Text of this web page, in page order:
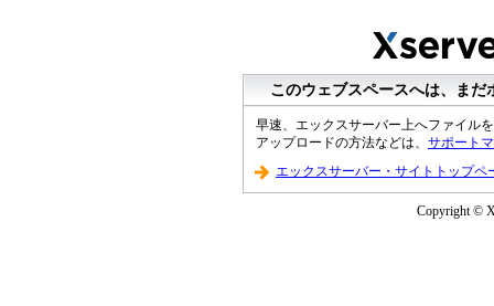
このウェブスペースへは、ま
早速、エックスサーバー上へファイル
アップロードの方法などは、 サポート
エックスサーバー・サイトトップペ
Copyright ©